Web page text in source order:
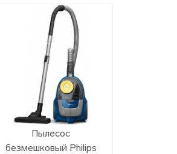
Пылесос
безмешковый Philips